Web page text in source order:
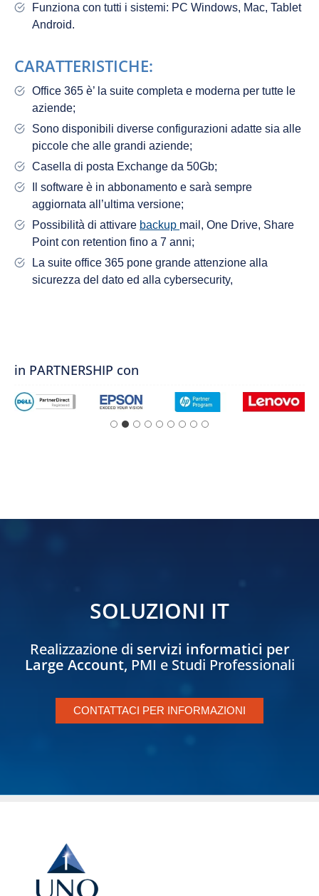
Funziona con tutti i sistemi: PC Windows, Mac, Tablet
Android.
CARATTERISTICHE:
Office 365 è’ la suite completa e moderna per tutte le
aziende;
Sono disponibili diverse configurazioni adatte sia alle
piccole che alle grandi aziende;
Casella di posta Exchange da 50Gb;
Il software è in abbonamento e sarà sempre
aggiornata all’ultima versione;
Possibilità di attivare backup mail, One Drive, Share
Point con retention fino a 7 anni;
La suite office 365 pone grande attenzione alla
sicurezza del dato ed alla cybersecurity,
in PARTNERSHIP con
SOLUZIONI IT
Realizzazione di servizi informatici per
Large Account, PMI e Studi Professionali
CONTATTACI PER INFORMAZIONI